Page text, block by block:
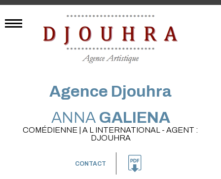
Agence Djouhra
ANNAGALIENA
COMÉDIENNE | A L INTERNATIONAL - AGENT :
DJOUHRA
CONTACT